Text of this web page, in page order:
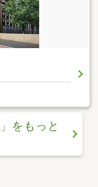
」をもっと